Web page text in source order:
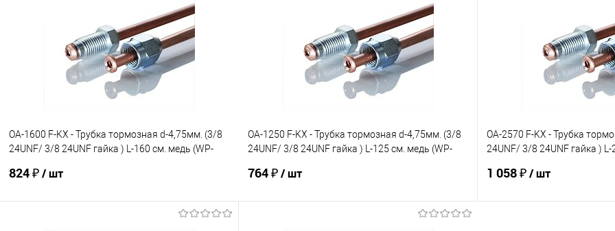
Под заказ
Сравнение
Под заказ
Сравнение
Сравнение
OA-1600 F-KX - Трубка тормозная d-4,75мм. (3/8
24UNF/ 3/8 24UNF гайка ) L-160 см. медь (WP-
824 ₽/ шт
OA-1250 F-KX - Трубка тормозная d-4,75мм. (3/8
24UNF/ 3/8 24UNF гайка ) L-125 см. медь (WP-
764 ₽/ шт
OA-2570 F-KX - Трубка
24UNF/ 3/8 24UNF гайка )
1 058 ₽/ шт